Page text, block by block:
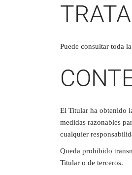
Puede consultar toda
El Titular ha obtenido
medidas razonables
cualquier
Queda prohibido
Titular o de terceros.